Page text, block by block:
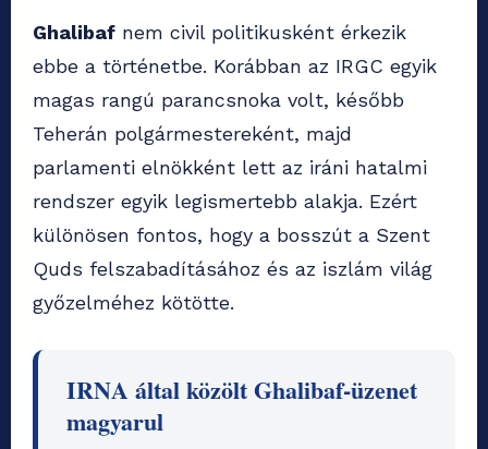
Ghalibaf nem civil politikusként érkezik
ebbe a történetbe. Korábban az IRGC egyik
magas rangú parancsnoka volt, később
Teherán polgármestereként, majd
parlamenti elnökként lett az iráni hatalmi
rendszer egyik legismertebb alakja. Ezért
különösen fontos, hogy a bosszút a Szent
Quds felszabadításához és az iszlám világ
győzelméhez kötötte.
IRNA által közölt Ghalibaf-üzenet
magyarul